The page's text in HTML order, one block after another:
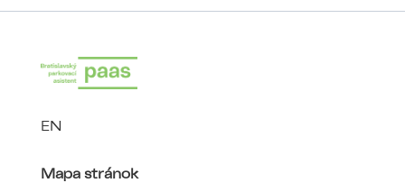
EN
Mapa stránok